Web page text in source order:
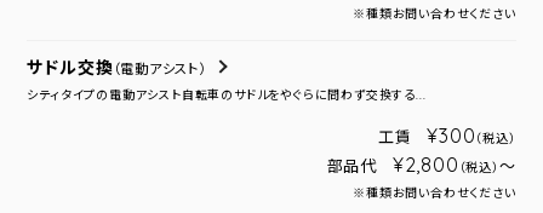
※種類お問い合わせください
サドル交換 （電動アシスト）
シティタイプの電動アシスト自転車のサドルをやぐらに問わず交換する...
工賃 ¥300 （税込）
部品代 ¥2,800 （税込） ～
※種類お問い合わせください